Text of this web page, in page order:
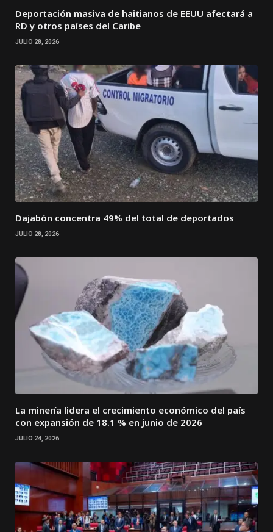
Deportación masiva de haitianos de EEUU afectará a
RD y otros países del Caribe
JULIO 28, 2026
Dajabón concentra 49% del total de deportados
JULIO 28, 2026
La minería lidera el crecimiento económico del país
con expansión de 18.1 % en junio de 2026
JULIO 24, 2026